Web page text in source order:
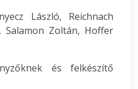
László, Reichnach
Salamon Zoltán, Hoffer
és felkészítő